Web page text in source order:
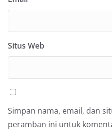
Situs Web
Simpan nama, email, dan
peramban ini untuk